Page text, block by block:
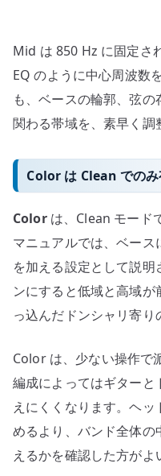
Mid は 850 Hz に固定さ
EQ のように中心周波数
も、ベースの輪郭、弦
関わる帯域を、素早く調
Color は Clean での
Colorは、Clean モード
マニュアルでは、ベース
を加える設定として説
ンにすると低域と高域
っ込んだドンシャリ寄り
Color は、少ない操作で
編成によってはギター
えにくくなります。ヘ
めるより、バンド全体の
えるかを確認した方がよ